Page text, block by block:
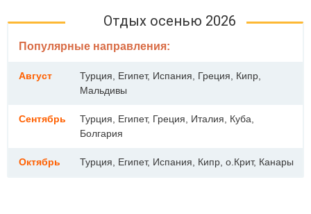
Отдых осенью 2026
Популярные направления:
Август
Турция, Египет, Испания, Греция, Кипр,
Мальдивы
Сентябрь
Турция, Египет, Греция, Италия, Куба,
Болгария
Октябрь Турция, Египет, Испания, Кипр, о.Крит, Канары